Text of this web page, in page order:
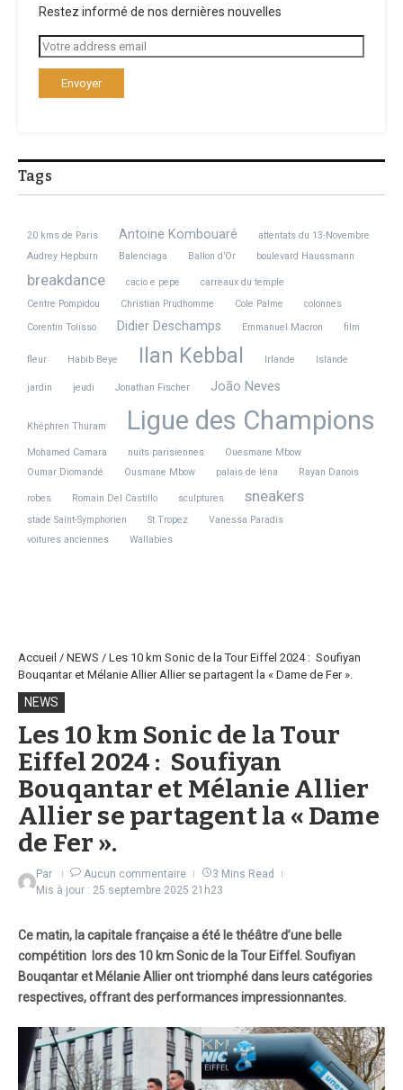
Restez informé de nos dernières nouvelles
Tags
20 kms de Paris Antoine Kombouaré
attentats du 13-Novembre
Audrey Hepburn
Balenciaga Ballon d’Or boulevard Haussmann
breakdance cacio e pepe
carreaux du temple
Centre Pompidou
Christian Prudhomme Cole Palme
colonnes
Corentin Tolisso
Didier Deschamps Emmanuel Macron film
fleur Habib Beye Ilan Kebbal Irlande Islande
jardin jeudi Jonathan Fischer João Neves
Khéphren Thuram Ligue des Champions
Mohamed Camara nuits parisiennes
Ouesmane Mbow
Oumar Diomandé
Ousmane Mbow palais de Iéna Rayan Danois
robes Romain Del Castillo sculptures sneakers
stade Saint-Symphorien St Tropez
Vanessa Paradis
voitures anciennes
Wallabies
Accueil / NEWS / Les 10 km Sonic de la Tour Eiffel 2024 : Soufiyan
Bouqantar et Mélanie Allier Allier se partagent la « Dame de Fer ».
NEWS
Les 10 km Sonic de la Tour
Eiffel 2024 : Soufiyan
Bouqantar et Mélanie Allier
Allier se partagent la « Dame
de Fer ».
Par Aucun commentaire
3 Mins Read
Mis à jour : 25 septembre 2025 21h23
Ce matin, la capitale française a été le théâtre d’une belle
compétition lors des 10 km Sonic de la Tour Eiffel. Soufiyan
Bouqantar et Mélanie Allier ont triomphé dans leurs catégories
respectives, offrant des performances impressionnantes.